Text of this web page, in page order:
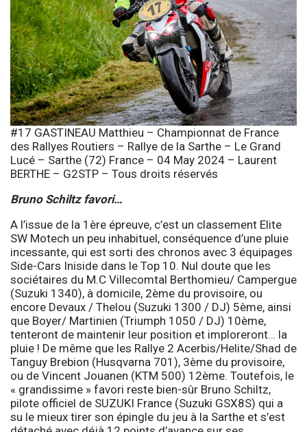
#17 GASTINEAU Matthieu – Championnat de France
des Rallyes Routiers – Rallye de la Sarthe – Le Grand
Lucé – Sarthe (72) France – 04 May 2024 – Laurent
BERTHE – G2STP – Tous droits réservés
Bruno Schiltz favori…
A l’issue de la 1ère épreuve, c’est un classement Elite
SW Motech un peu inhabituel, conséquence d’une pluie
incessante, qui est sorti des chronos avec 3 équipages
Side-Cars Iniside dans le Top 10. Nul doute que les
sociétaires du M.C Villecomtal Berthomieu/ Campergue
(Suzuki 1340), à domicile, 2ème du provisoire, ou
encore Devaux / Thelou (Suzuki 1300 / DJ) 5ème, ainsi
que Boyer/ Martinien (Triumph 1050 / DJ) 10ème,
tenteront de maintenir leur position et imploreront… la
pluie ! De même que les Rallye 2 Acerbis/Helite/Shad de
Tanguy Brebion (Husqvarna 701), 3ème du provisoire,
ou de Vincent Jouanen (KTM 500) 12ème. Toutefois, le
« grandissime » favori reste bien-sûr Bruno Schiltz,
pilote officiel de SUZUKI France (Suzuki GSX8S) qui a
su le mieux tirer son épingle du jeu à la Sarthe et s’est